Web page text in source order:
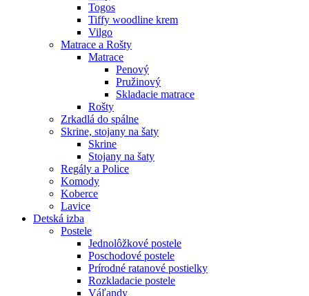
Togos
Tiffy woodline krem
Vilgo
Matrace a Rošty
Matrace
Penový
Pružinový
Skladacie matrace
Rošty
Zrkadlá do spálne
Skrine, stojany na šaty
Skrine
Stojany na šaty
Regály a Police
Komody
Koberce
Lavice
Detská izba
Postele
Jednolôžkové postele
Poschodové postele
Prírodné ratanové postielky
Rozkladacie postele
Váľandy